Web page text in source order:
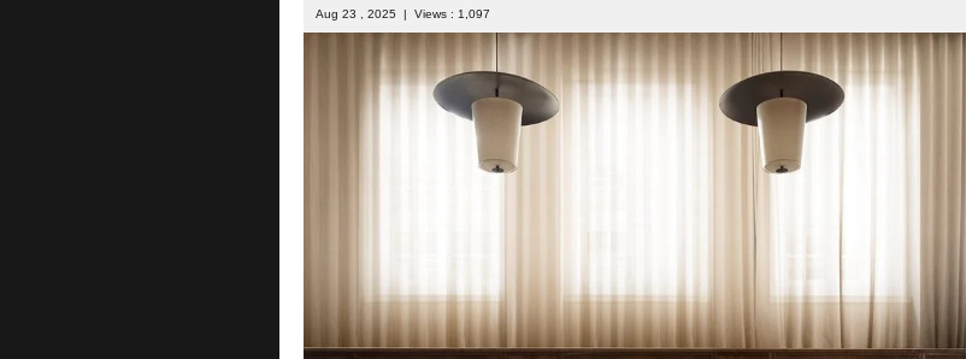
Aug 23 , 2025 | Views : 1,097